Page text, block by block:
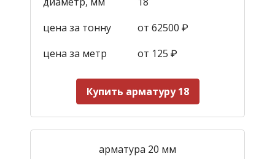
цена за тонну
от 62500 ₽
цена за метр
от 125 ₽
Купить арматуру 18
арматура 20 мм